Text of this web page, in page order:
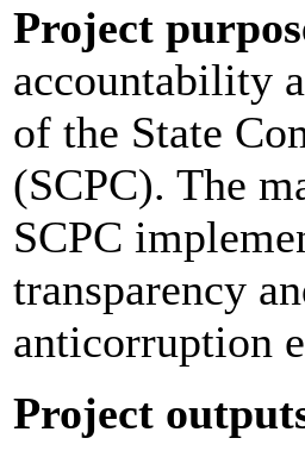
Project
accountability
of the State
(SCPC). The
SCPC
transparency
anticorruption
Project